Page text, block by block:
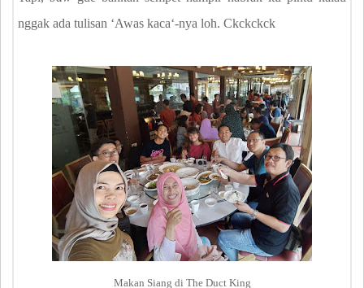
nggak ada tulisan ʻAwas kacaʻ-nya loh. Ckckckck
Makan Siang di The Duct King